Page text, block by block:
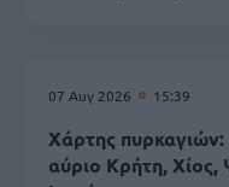
07 Αυγ 2026 15:39
Χάρτης
αύριο Κρήτη,